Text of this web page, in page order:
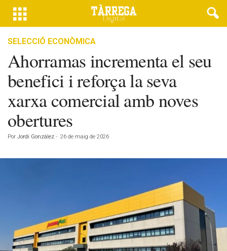
SELECCIÓ ECONÒMICA
Ahorramas incrementa el seu
benefici i reforça la seva
xarxa comercial amb noves
obertures
Por Jordi González - 26 de maig de 2026